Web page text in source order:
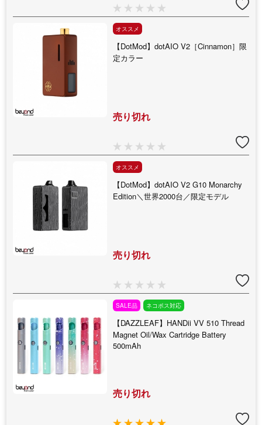
オススメ
【DotMod】dotAIO V2［Cinnamon］限
定カラー
売り切れ
オススメ
【DotMod】dotAIO V2 G10 Monarchy
Edition＼世界2000台／限定モデル
売り切れ
SALE品 ネコポス対応
【DAZZLEAF】HANDii VV 510 Thread
Magnet Oil/Wax Cartridge Battery
500mAh
売り切れ